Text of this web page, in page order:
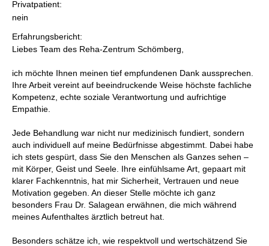
Privatpatient:
nein
Erfahrungsbericht:
Liebes Team des Reha-Zentrum Schömberg,
ich möchte Ihnen meinen tief empfundenen Dank aussprechen.
Ihre Arbeit vereint auf beeindruckende Weise höchste fachliche
Kompetenz, echte soziale Verantwortung und aufrichtige
Empathie.
Jede Behandlung war nicht nur medizinisch fundiert, sondern
auch individuell auf meine Bedürfnisse abgestimmt. Dabei habe
ich stets gespürt, dass Sie den Menschen als Ganzes sehen –
mit Körper, Geist und Seele. Ihre einfühlsame Art, gepaart mit
klarer Fachkenntnis, hat mir Sicherheit, Vertrauen und neue
Motivation gegeben. An dieser Stelle möchte ich ganz
besonders Frau Dr. Salagean erwähnen, die mich während
meines Aufenthaltes ärztlich betreut hat.
Besonders schätze ich, wie respektvoll und wertschätzend Sie